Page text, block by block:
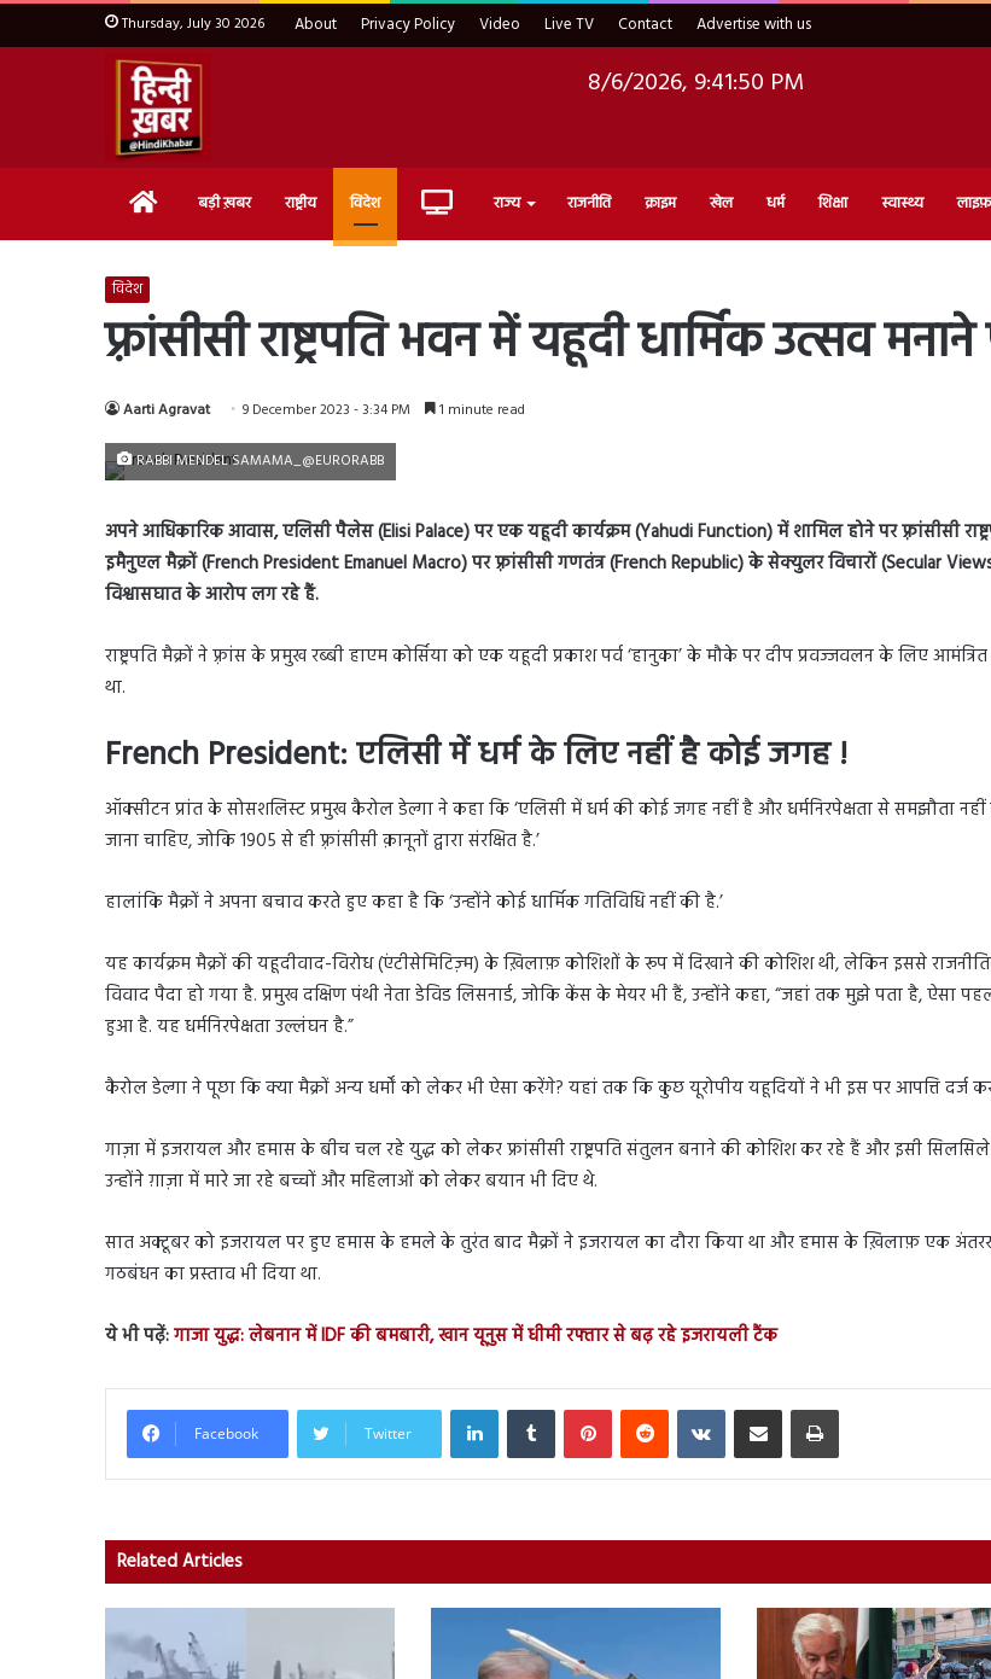
Thursday, July 30 2026 About Privacy Policy Video Live TV Contact Advertise with us
8/6/2026, 9:41:51 PM
Home बड़ी ख़बर राष्ट्रीय विदेश Live राज्य राजनीति क्राइम खेल धर्म शिक्षा स्वास्थ्य
विदेश
फ़्रांसीसी राष्ट्रपति भवन में यहूदी धार्मिक उत्सव
Aarti Agravat 9 December 2023 - 3:34 PM 1 minute read
RABBI MENDEL SAMAMA_@EURORABB
अपने आधिकारिक आवास, एलिसी पैलेस (Elisi Palace) पर एक यहूदी कार्यक्रम (Yahudi Function) में शामिल होने पर फ़्रांसीसी
इमैनुएल मैक्रों (French President Emanuel Macro) पर फ़्रांसीसी गणतंत्र (French Republic) के सेक्युलर विचारों (Secular
विश्वासघात के आरोप लग रहे हैं.
राष्ट्रपति मैक्रों ने फ़्रांस के प्रमुख रब्बी हाएम कोर्सिया को एक यहूदी प्रकाश पर्व ‘हानुका’ के मौके पर दीप प्रवज्जवलन के लिए
था.
French President: एलिसी में धर्म के लिए नहीं है कोई जगह !
ऑक्सीटन प्रांत के सोसशलिस्ट प्रमुख कैरोल डेल्गा ने कहा कि ‘एलिसी में धर्म की कोई जगह नहीं है और धर्मनिरपेक्षता से समझौता
जाना चाहिए, जोकि 1905 से ही फ़्रांसीसी क़ानूनों द्वारा संरक्षित है.’
हालांकि मैक्रों ने अपना बचाव करते हुए कहा है कि ‘उन्होंने कोई धार्मिक गतिविधि नहीं की है.’
यह कार्यक्रम मैक्रों की यहूदीवाद-विरोध (एंटीसेमिटिज़्म) के ख़िलाफ़ कोशिशों के रूप में दिखाने की कोशिश थी, लेकिन इससे
विवाद पैदा हो गया है. प्रमुख दक्षिण पंथी नेता डेविड लिसनार्ड, जोकि केंस के मेयर भी हैं, उन्होंने कहा, “जहां तक मुझे पता है, ऐसा
हुआ है. यह धर्मनिरपेक्षता उल्लंघन है.”
कैरोल डेल्गा ने पूछा कि क्या मैक्रों अन्य धर्मों को लेकर भी ऐसा करेंगे? यहां तक कि कुछ यूरोपीय यहूदियों ने भी इस पर आपत्ति दर्ज
गाज़ा में इजरायल और हमास के बीच चल रहे युद्ध को लेकर फ्रांसीसी राष्ट्रपति संतुलन बनाने की कोशिश कर रहे हैं और इसी
उन्होंने ग़ाज़ा में मारे जा रहे बच्चों और महिलाओं को लेकर बयान भी दिए थे.
सात अक्टूबर को इजरायल पर हुए हमास के हमले के तुरंत बाद मैक्रों ने इजरायल का दौरा किया था और हमास के ख़िलाफ़ एक
गठबंधन का प्रस्ताव भी दिया था.
ये भी पढ़ें:गाजा युद्ध: लेबनान में IDF की बमबारी, खान यूनुस में धीमी रफ्तार से बढ़ रहे इजरायली टैंक
Facebook Twitter
LinkedInTumblr PinterestReddit VKontakteShare via Email Print
Related Articles